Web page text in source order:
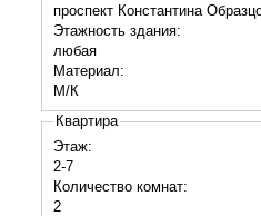
проспект Константина
Этажность здания:
любая
Материал:
М/К
Квартира
Этаж:
2-7
Количество комнат:
2